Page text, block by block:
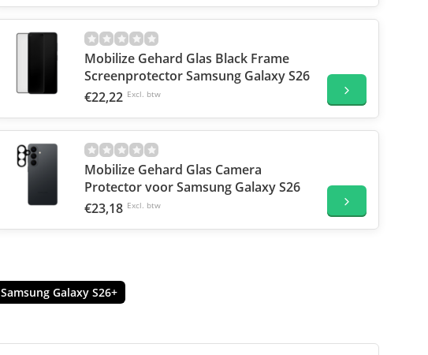
Mobilize Gehard Glas Black Frame
Screenprotector Samsung Galaxy S26
€22,22 Excl. btw
Mobilize Gehard Glas Camera
Protector voor Samsung Galaxy S26
€23,18 Excl. btw
Samsung Galaxy S26+